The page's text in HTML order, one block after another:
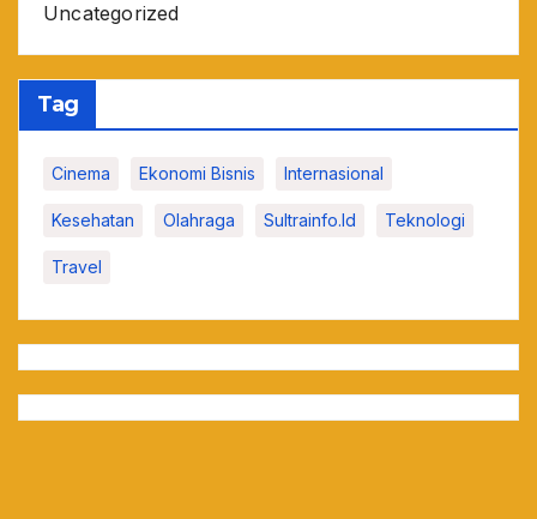
Uncategorized
Tag
Cinema Ekonomi Bisnis Internasional
Kesehatan Olahraga Sultrainfo.id Teknologi
Travel